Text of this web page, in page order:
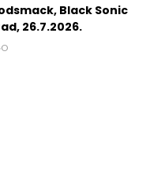
Black Sonic
26.7.2026.